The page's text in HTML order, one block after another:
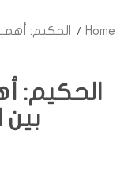
Home الحكيم:
الحكيم:
بين